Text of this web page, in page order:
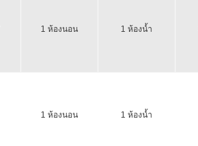
1 ห้องนอน 1 ห้องน้ำ
1 ห้องนอน 1 ห้องน้ำ